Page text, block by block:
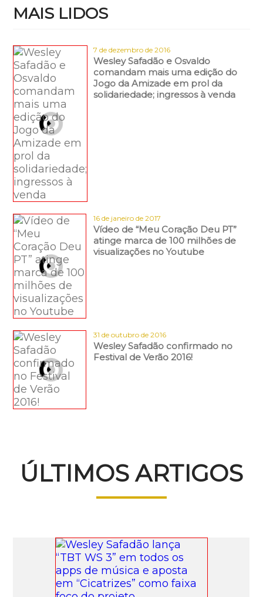
MAIS LIDOS
7 de dezembro de 2016
Wesley Safadão e Osvaldo
comandam mais uma edição do
Jogo da Amizade em prol da
solidariedade; ingressos à venda
16 de janeiro de 2017
Vídeo de “Meu Coração Deu PT”
atinge marca de 100 milhões de
visualizações no Youtube
31 de outubro de 2016
Wesley Safadão confirmado no
Festival de Verão 2016!
ÚLTIMOS ARTIGOS